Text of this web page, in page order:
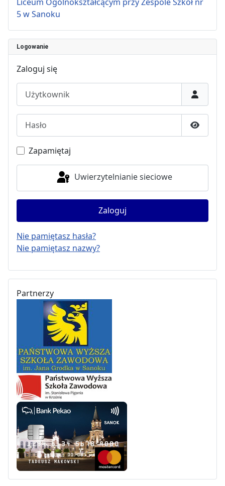
5 w Sanoku
Logowanie
Zaloguj się
Hasło
Pokaż
Zapamiętaj
Uwierzytelnianie sieciowe
Zaloguj
Nie pamiętasz hasła?
Nie pamiętasz nazwy?
Partnerzy